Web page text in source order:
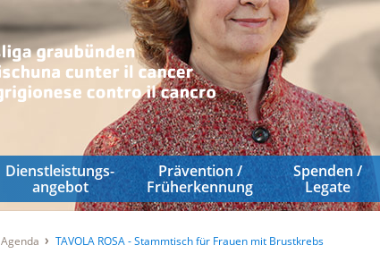
Dienstleistungs­
angebot
Prävention /
Früherkennung
Spenden /
Legate
Agenda TAVOLA ROSA - Stammtisch für Frauen mit Brustkrebs